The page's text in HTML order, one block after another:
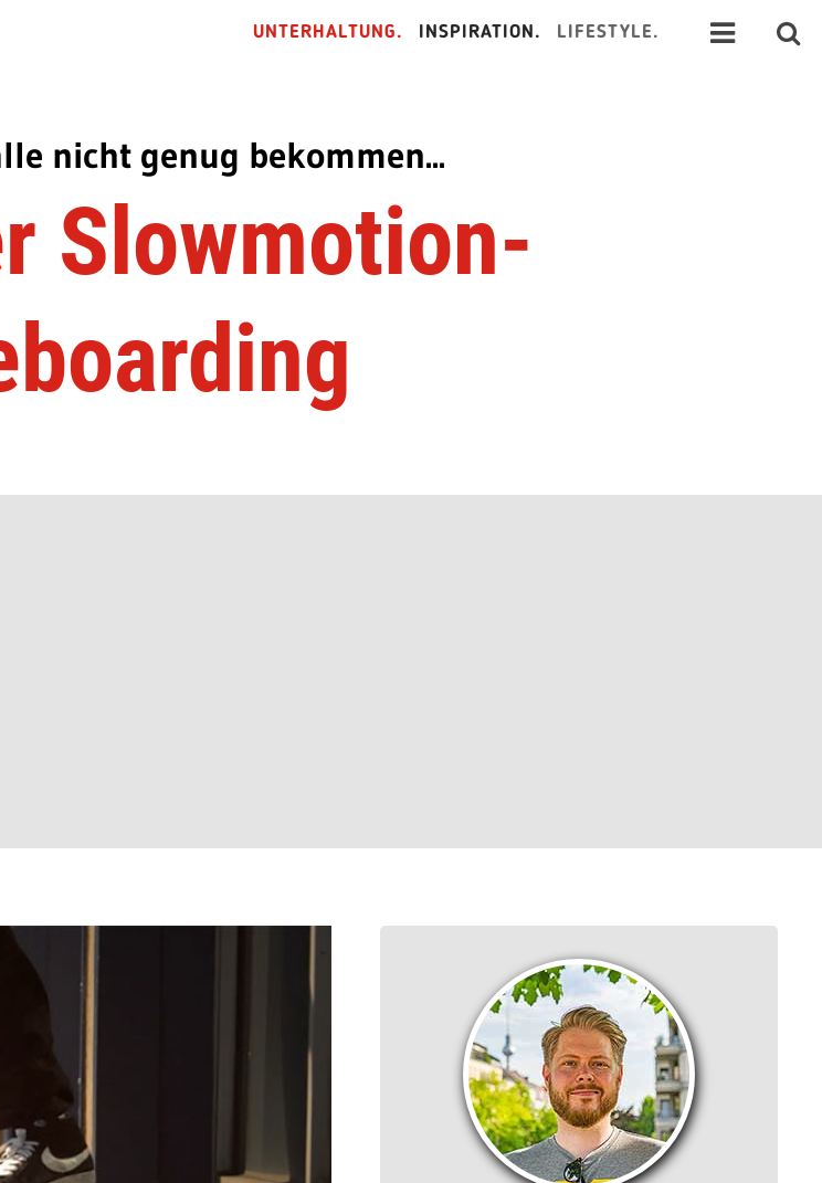
UNTERHALTUNG. INSPIRATION. LIFESTYLE.
nicht genug bekommen...
Slowmotion-